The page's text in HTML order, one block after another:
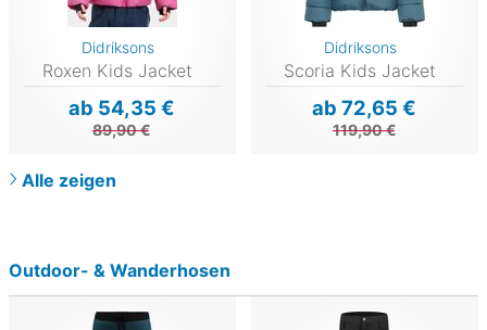
Didriksons
Roxen Kids Jacket
ab 54,35 €
89,90 €
Didriksons
Scoria Kids Jacket
ab 72,65 €
119,90 €
Alle zeigen
Outdoor- & Wanderhosen